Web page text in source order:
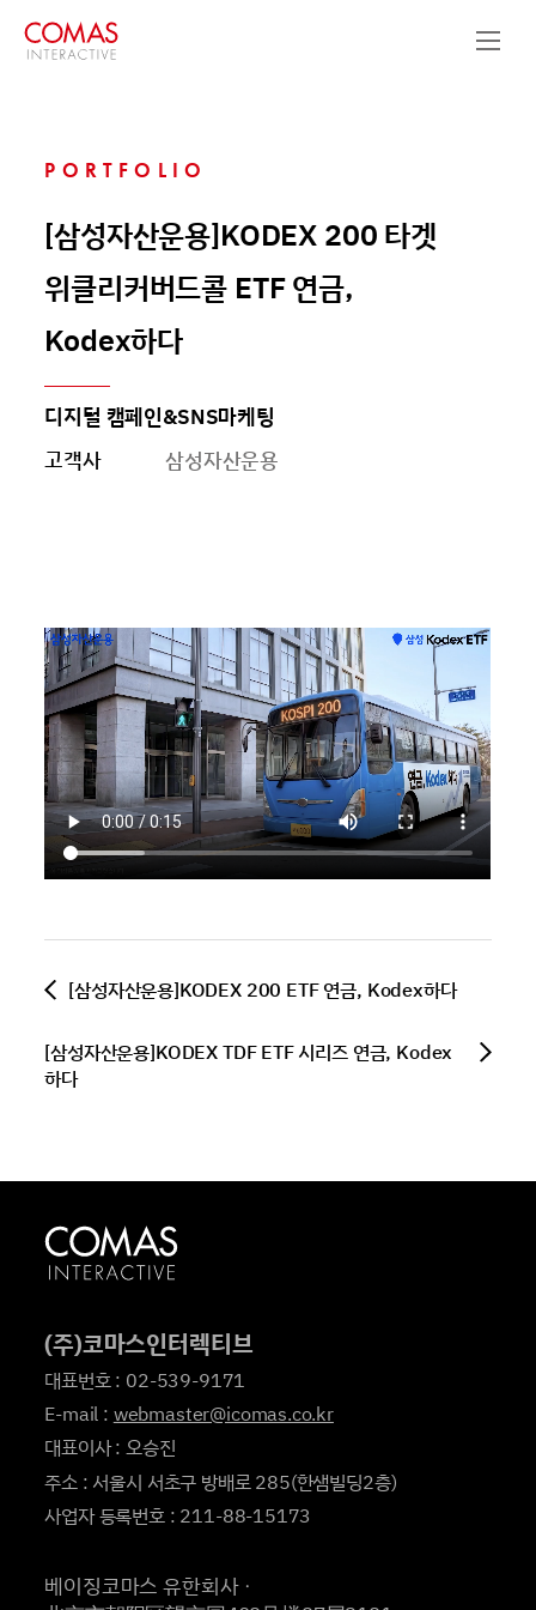
PORTFOLIO
[삼성자산운용]KODEX 200 타겟
위클리커버드콜 ETF 연금,
Kodex하다
디지털 캠페인&SNS마케팅
고객사
삼성자산운용
[삼성자산운용]KODEX 200 ETF 연금, Kodex하다
[삼성자산운용]KODEX TDF ETF 시리즈 연금, Kodex
하다
(주)코마스인터렉티브
대표번호 : 02-539-9171
E-mail : webmaster@icomas.co.kr
대표이사 : 오승진
주소 : 서울시 서초구 방배로 285(한샘빌딩2층)
사업자 등록번호 : 211-88-15173
베이징코마스 유한회사ㆍ